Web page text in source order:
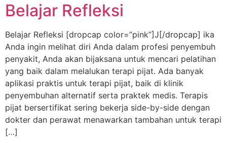
Belajar Refleksi
Belajar Refleksi [dropcap color=”pink”]J[/dropcap] ika
Anda ingin melihat diri Anda dalam profesi penyembuh
penyakit, Anda akan bijaksana untuk mencari pelatihan
yang baik dalam melalukan terapi pijat. Ada banyak
aplikasi praktis untuk terapi pijat, baik di klinik
penyembuhan alternatif serta praktek medis. Terapis
pijat bersertifikat sering bekerja side-by-side dengan
dokter dan perawat menawarkan tambahan untuk terapi
[…]